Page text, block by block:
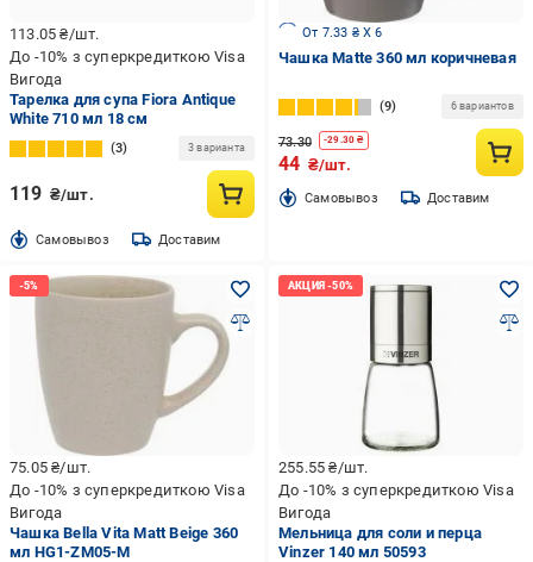
113.05₴/шт.
До -10% з суперкредиткою Visa
Вигода
Тарелка для супа Fiora Antique
White 710 мл 18 см
3 3 варианта
119 ₴/шт.
Cамовывоз Доставим
От 7.33 ₴ X 6
Чашка Matte 360 мл коричневая
9 6 вариантов
73.30 -29.30 ₴
44 ₴/шт.
Cамовывоз Доставим
75.05₴/шт.
До -10% з суперкредиткою Visa
Вигода
Чашка Bella Vita Matt Beige 360
мл HG1-ZM05-M
255.55₴/шт.
До -10% з суперкредиткою Visa
Вигода
Мельница для соли и перца
Vinzer 140 мл 50593